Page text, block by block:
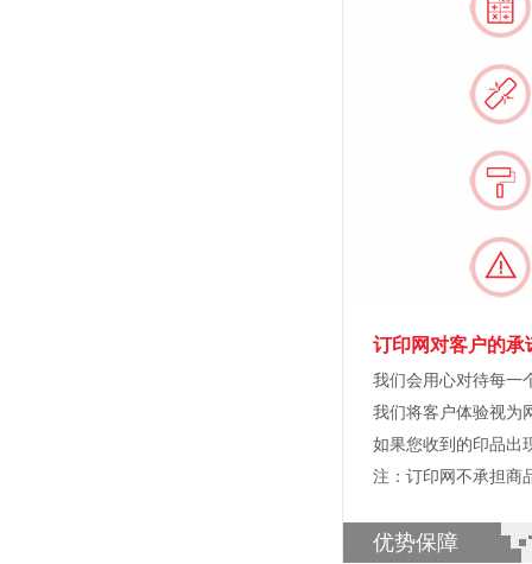
订印网对客户的承
我们会用心对待每一
我们将客户体验视为
如果您收到的印品出
注：订印网不承担商
优势保障